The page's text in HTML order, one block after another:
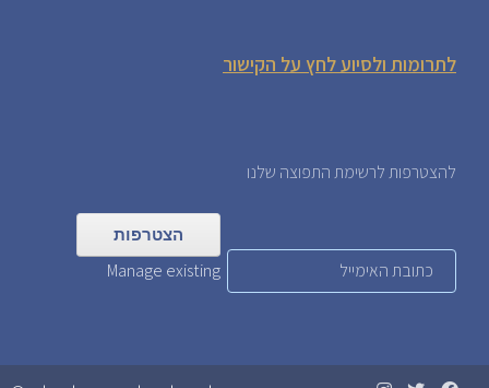
לתרומות ולסיוע לחץ על הקישור
להצטרפות לרשימת התפוצה שלנו
Manage existing